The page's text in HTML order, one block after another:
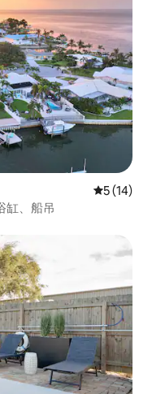
平均评分
5 (14)
缸、船吊